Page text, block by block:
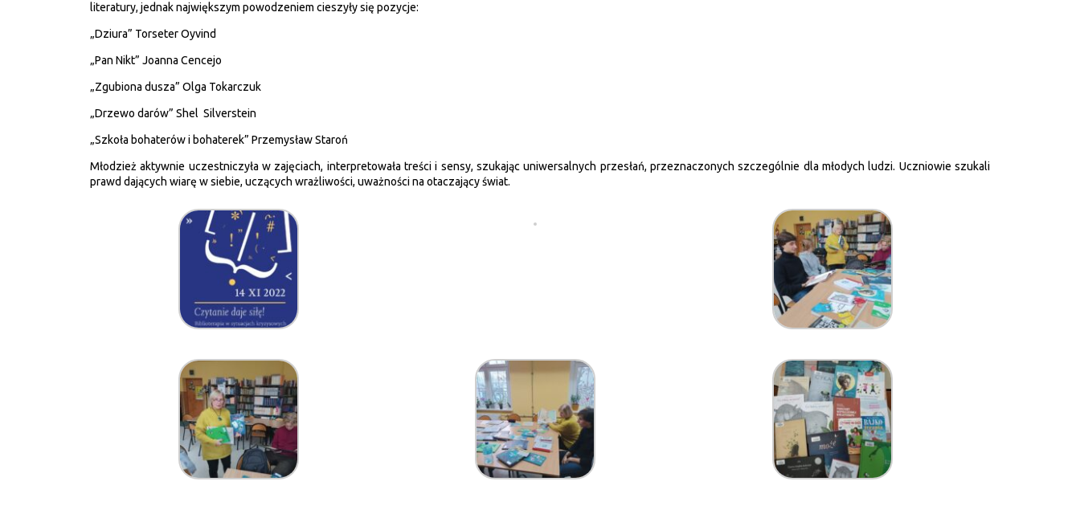
literatury, jednak największym powodzeniem cieszyły się pozycje:
„Dziura” Torseter Oyvind
„Pan Nikt” Joanna Cencejo
„Zgubiona dusza” Olga Tokarczuk
„Drzewo darów” Shel Silverstein
„Szkoła bohaterów i bohaterek” Przemysław Staroń
Młodzież aktywnie uczestniczyła w zajęciach, interpretowała treści i sensy, szukając uniwersalnych przesłań, przeznaczonych szczególnie dla młodych ludzi. Uczniowie szukali
prawd dających wiarę w siebie, uczących wrażliwości, uważności na otaczający świat.